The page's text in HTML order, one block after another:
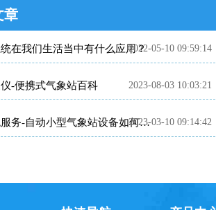
章
在我们生活当中有什么应用？2022-05-10 09:59:14
-便携式气象站百科 2023-08-03 10:03:21
气象站系统服务-自动小型气象站设备如何保养
2023-03-10 09:14:42